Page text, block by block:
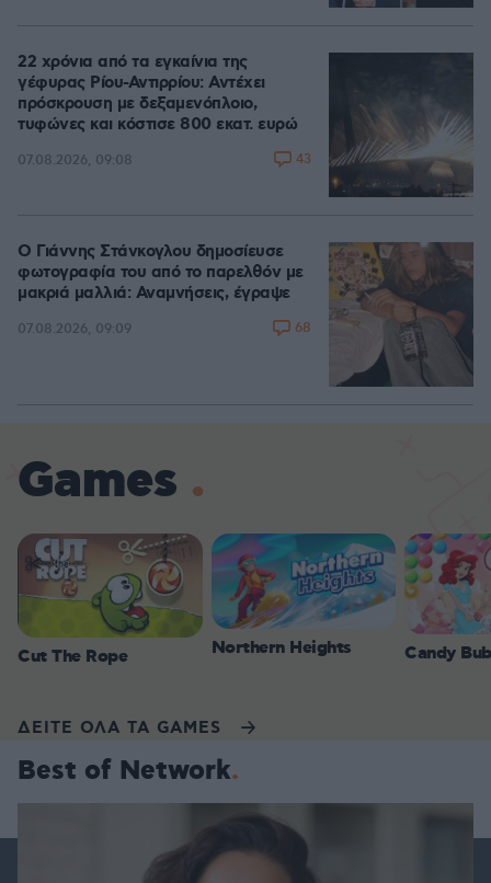
22 χρόνια από τα εγκαίνια της
γέφυρας Ρίου-Αντιρρίου: Αντέχει
πρόσκρουση με δεξαμενόπλοιο,
τυφώνες και κόστισε 800 εκατ. ευρώ
07.08.2026, 09:08 43
Ο Γιάννης Στάνκογλου δημοσίευσε
φωτογραφία του από το παρελθόν με
μακριά μαλλιά: Αναμνήσεις, έγραψε
07.08.2026, 09:09 68
Games
Cut The Rope Northern Heights Candy
ΔΕΙΤΕ ΟΛΑ ΤΑ GAMES
Best of Network